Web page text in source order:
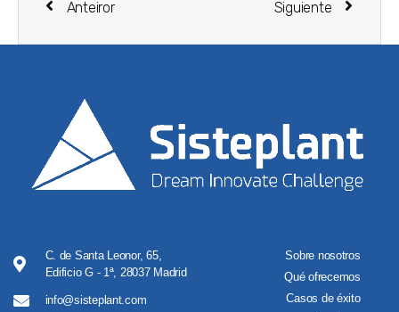
Anteiror Siguiente
C. de Santa Leonor, 65,
Edificio G - 1ª, 28037 Madrid
info@sisteplant.com
Sobre nosotros
Qué ofrecemos
Casos de éxito